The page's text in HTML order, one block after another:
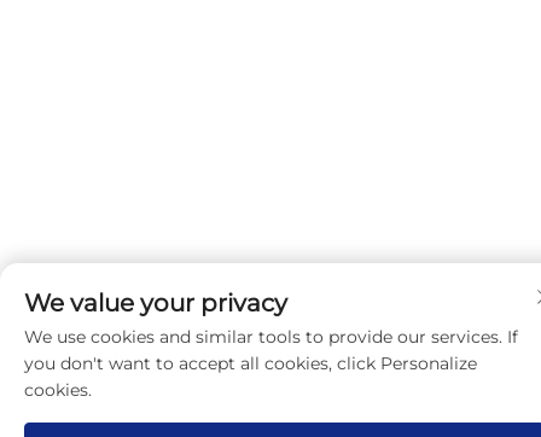
We value your privacy
We use cookies and similar tools to provide our services. If
you don't want to accept all cookies, click Personalize
cookies.